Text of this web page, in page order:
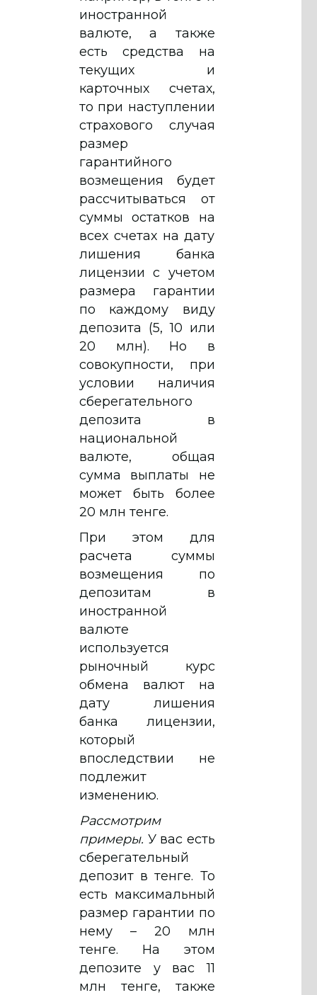
иностранной
валюте, а также
есть средства на
текущих и
карточных счетах,
то при наступлении
страхового случая
размер
гарантийного
возмещения будет
рассчитываться от
суммы остатков на
всех счетах на дату
лишения банка
лицензии с учетом
размера гарантии
по каждому виду
депозита (5, 10 или
20 млн). Но в
совокупности, при
условии наличия
сберегательного
депозита в
национальной
валюте, общая
сумма выплаты не
может быть более
20 млн тенге.
При этом для
расчета суммы
возмещения по
депозитам в
иностранной
валюте
используется
рыночный курс
обмена валют на
дату лишения
банка лицензии,
который
впоследствии не
подлежит
изменению.
Рассмотрим
примеры. У вас есть
сберегательный
депозит в тенге. То
есть максимальный
размер гарантии по
нему – 20 млн
тенге. На этом
депозите у вас 11
млн тенге, также